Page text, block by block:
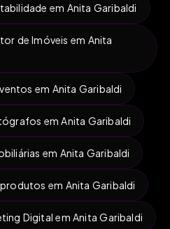
em Anita Garibaldi
de Imóveis em Anita
em Anita Garibaldi
em Anita Garibaldi
em Anita Garibaldi
em Anita Garibaldi
Digital em Anita Garibaldi